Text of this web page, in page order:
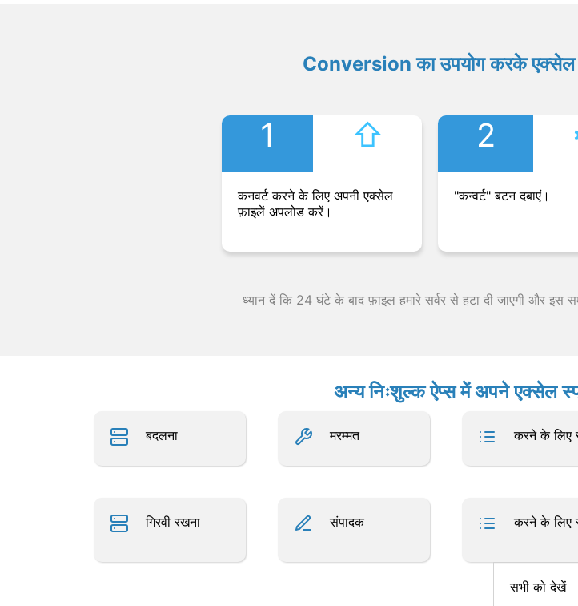
Conversion का उपयोग करके एक्सेल
1 ⇧︎
कनवर्ट करने के लिए अपनी एक्सेल
फ़ाइलें अपलोड करें।
2
"कन्वर्ट" बटन दबाएं।
ध्यान दें कि 24 घंटे के बाद फ़ाइल हमारे सर्वर से हटा दी जाएगी और इस
अन्य निःशुल्क ऐप्स में अपने एक्सेल
बदलना मरम्मत करने के लिए
गिरवी रखना संपादक करने के लिए
सभी को देखें